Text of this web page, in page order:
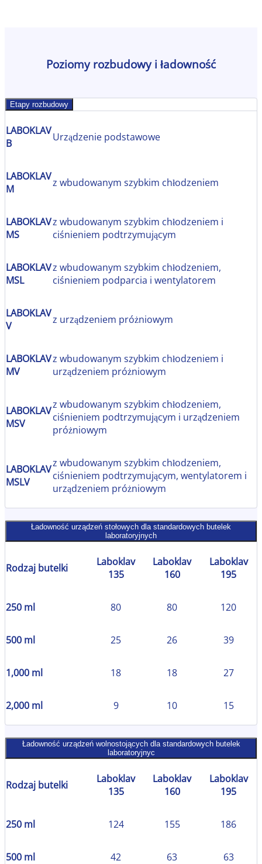
Poziomy rozbudowy i ładowność
Etapy rozbudowy
LABOKLAV
B
Urządzenie podstawowe
LABOKLAV
M
z wbudowanym szybkim chłodzeniem
LABOKLAV
MS
z wbudowanym szybkim chłodzeniem i
ciśnieniem podtrzymującym
LABOKLAV
MSL
z wbudowanym szybkim chłodzeniem,
ciśnieniem podparcia i wentylatorem
LABOKLAV
V
z urządzeniem próżniowym
LABOKLAV
MV
z wbudowanym szybkim chłodzeniem i
urządzeniem próżniowym
LABOKLAV
MSV
z wbudowanym szybkim chłodzeniem,
ciśnieniem podtrzymującym i urządzeniem
próżniowym
LABOKLAV
MSLV
z wbudowanym szybkim chłodzeniem,
ciśnieniem podtrzymującym, wentylatorem i
urządzeniem próżniowym
Ładowność urządzeń stołowych dla standardowych butelek
laboratoryjnych
Rodzaj butelki
Laboklav
135
Laboklav
160
Laboklav
195
250 ml 80 80 120
500 ml 25 26 39
1,000 ml 18 18 27
2,000 ml 9 10 15
Ładowność urządzeń wolnostojących dla standardowych butelek
laboratoryjnyc
Rodzaj butelki
Laboklav
135
Laboklav
160
Laboklav
195
250 ml 124 155 186
500 ml 42 63 63